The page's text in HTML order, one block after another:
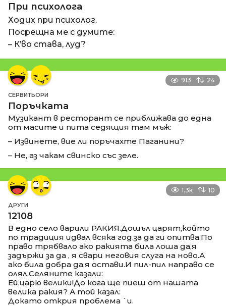
При психолога
Ходих при психолог.
Посрещна ме с думите:
– К’во става, луд?
913 24
СЕРВИТЬОРИ
Поръчката
Музикант в ресторант се приближава до една
от масите и пита седящия там мъж:
– Извинете, вие ли поръчахте Паганини?
– Не, аз чакам свинско със зеле.
1.3k 10
ДРУГИ
12108
В едно село варили РАКИЯ.Дошъл царят,който
по традиция идвал всяка год.за да ги опитва.По
право трябвало ако ракията била лоша да,я
задържи за да , я свари неговия слуга на ново.А
ако била добра да,я остави.И пил-пил направо се
олял.Селяните казали:
Ей,царю велики!До кога ще пиеш от нашата
велика ракия? А той казал:
Докато открия проблема `и.